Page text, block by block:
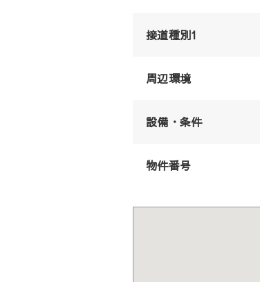
接道種別1
周辺環境
設備・条件
物件番号